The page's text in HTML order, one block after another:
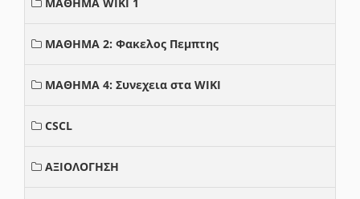
ΜΑΘΗΜΑ 2: Φακελος Πεμπτης
ΜΑΘΗΜΑ 4: Συνεχεια στα WIKI
CSCL
ΑΞΙΟΛΟΓΗΣΗ